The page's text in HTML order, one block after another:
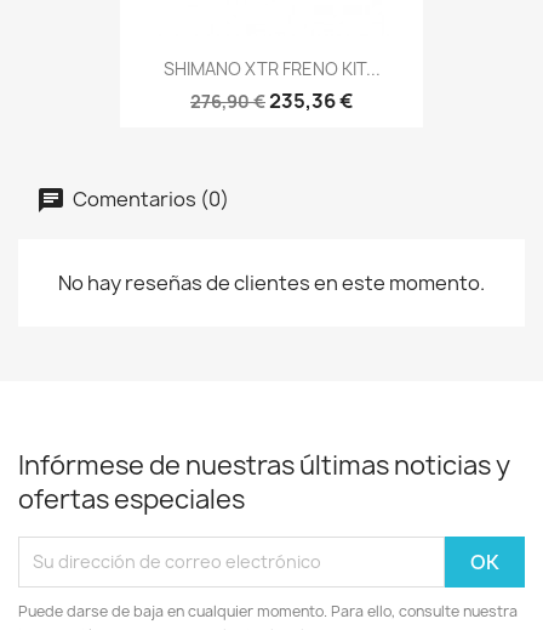
SHIMANO XTR FRENO KIT...
276,90 €235,36 €
Comentarios (0)
No hay reseñas de clientes en este momento.
Infórmese de nuestras últimas noticias y
ofertas especiales
Puede darse de baja en cualquier momento. Para ello, consulte nuestra